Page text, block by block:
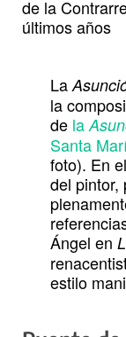
de la
últimos años
La
la
de la
Santa
foto). En
del pintor,
Ángel en
estilo